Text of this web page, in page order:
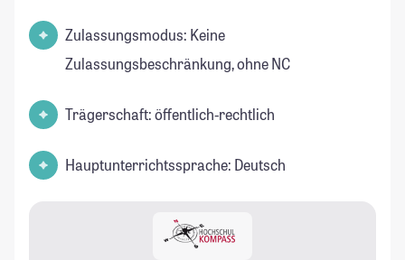
Zulassungsmodus: Keine
Zulassungsbeschränkung, ohne NC
Trägerschaft: öffentlich-rechtlich
Hauptunterrichtssprache: Deutsch